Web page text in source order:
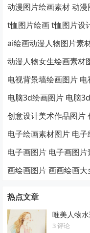
动漫图片绘画素材 动
t恤图片绘画 t恤图片设
ai绘画动漫人物图片素
动漫人物女生绘画素材
电视背景墙绘画图片
电脑3d绘画图片 电脑
创意设计美术作品图片
电子绘画素材图片 电
电子画图片 电子画图片
画绘画图片 画画绘画大
热点文章
唯美人物
3 评论